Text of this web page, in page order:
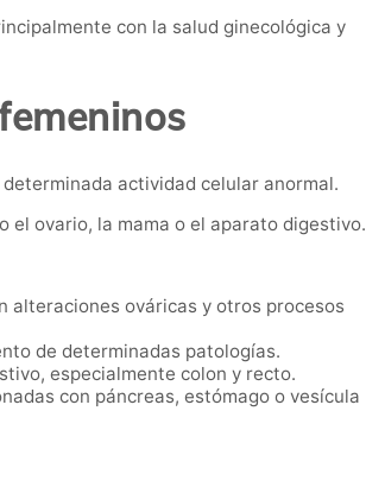
con la salud ginecológica y
actividad celular anormal.
el ovario, la mama o el aparato digestivo.
alteraciones ováricas y otros procesos
de determinadas patologías.
especialmente colon y recto.
con páncreas, estómago o vesícula